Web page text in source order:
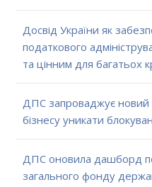
Досвід України як
податкового
та цінним для багатьох
ДПС запроваджує новий
бізнесу уникати
ДПС оновила дашборд
загального фонду